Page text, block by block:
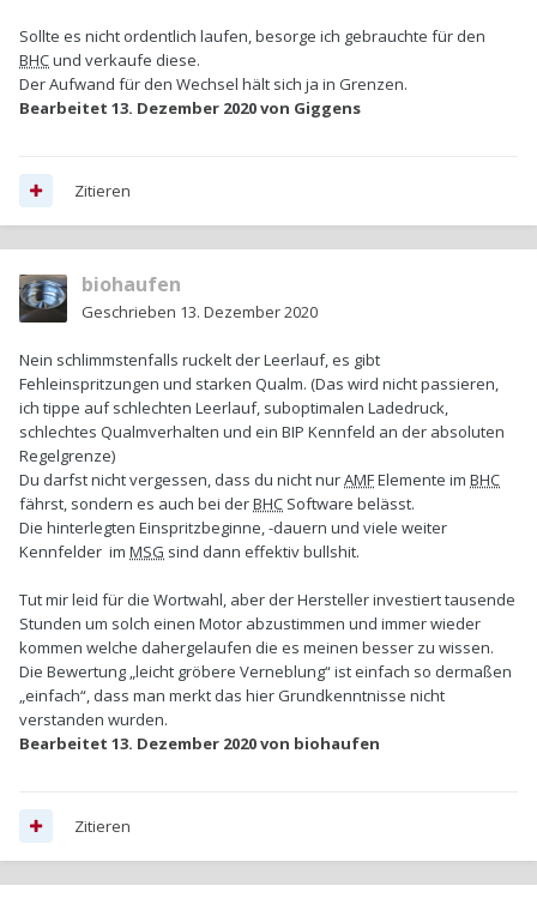
Sollte es nicht ordentlich laufen, besorge ich gebrauchte für den
BHCund verkaufe diese.
Der Aufwand für den Wechsel hält sich ja in Grenzen.
Bearbeitet 13. Dezember 2020von Giggens
Zitieren
biohaufen
Geschrieben 13. Dezember 2020
Nein schlimmstenfalls ruckelt der Leerlauf, es gibt
Fehleinspritzungen und starken Qualm. (Das wird nicht passieren,
ich tippe auf schlechten Leerlauf, suboptimalen Ladedruck,
schlechtes Qualmverhalten und ein BIP Kennfeld an der absoluten
Regelgrenze)
Du darfst nicht vergessen, dass du nicht nurAMFElemente im BHC
fährst, sondern es auch bei derBHC Software belässt.
Die hinterlegten Einspritzbeginne, -dauern und viele weiter
Kennfelder im MSG sind dann effektiv bullshit.
Tut mir leid für die Wortwahl, aber der Hersteller investiert tausende
Stunden um solch einen Motor abzustimmen und immer wieder
kommen welche dahergelaufen die es meinen besser zu wissen.
Die Bewertung „leicht gröbere Verneblung“ ist einfach so dermaßen
„einfach“, dass man merkt das hier Grundkenntnisse nicht
verstanden wurden.
Bearbeitet 13. Dezember 2020von biohaufen
Zitieren